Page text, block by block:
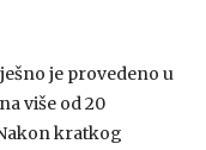
je provedeno u
više od 20
kratkog